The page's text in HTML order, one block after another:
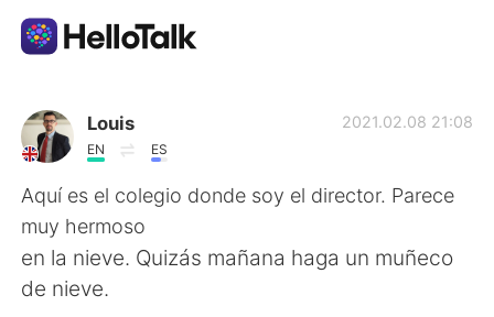
Aplicativo de troca de idioma
AI Grammar Checker
Português
Louis
EN ES
2021.02.08 21:08
Aquí es el colegio donde soy el director. Parece
muy hermoso
en la nieve. Quizás mañana haga un muñeco
de nieve.